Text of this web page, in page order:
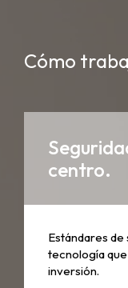
Cómo
centro.
Estándares
tecnología
inversión.